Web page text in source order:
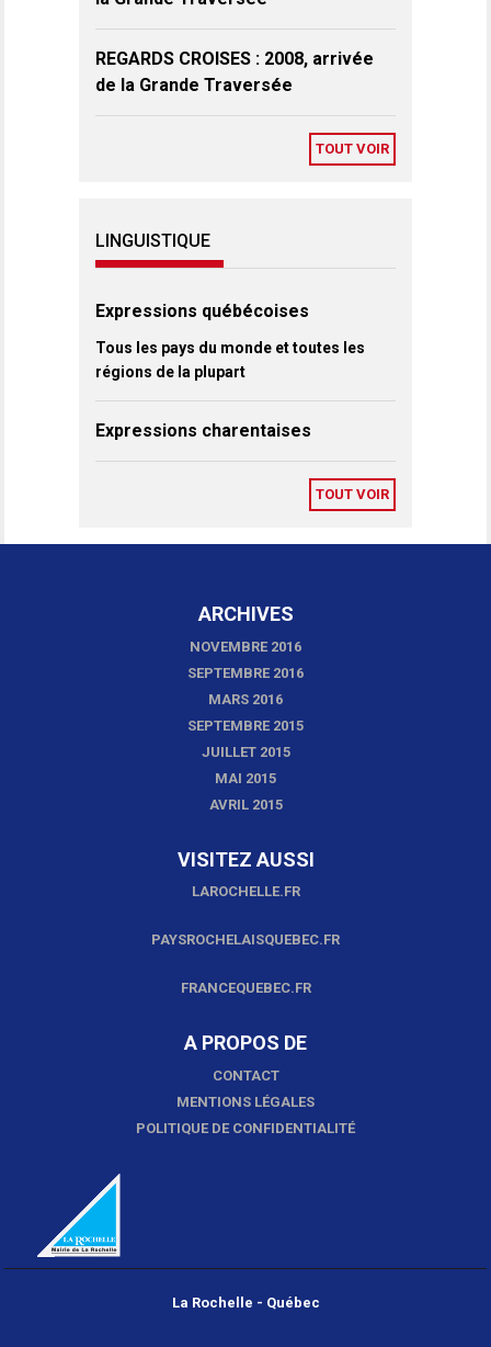
REGARDS CROISES : 2008, arrivée
de la Grande Traversée
TOUT VOIR
LINGUISTIQUE
Expressions québécoises
Tous les pays du monde et toutes les
régions de la plupart
Expressions charentaises
TOUT VOIR
ARCHIVES
NOVEMBRE 2016
SEPTEMBRE 2016
MARS 2016
SEPTEMBRE 2015
JUILLET 2015
MAI 2015
AVRIL 2015
VISITEZ AUSSI
LAROCHELLE.FR
PAYSROCHELAISQUEBEC.FR
FRANCEQUEBEC.FR
A PROPOS DE
CONTACT
MENTIONS LÉGALES
POLITIQUE DE CONFIDENTIALITÉ
La Rochelle - Québec